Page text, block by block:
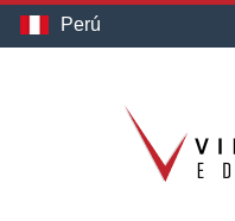
Perú